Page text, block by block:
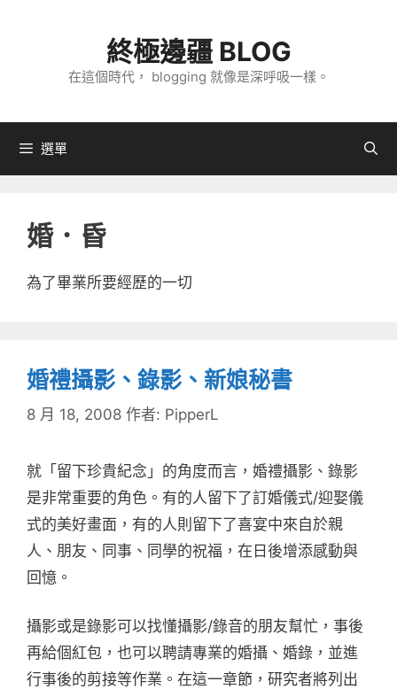
內
終極邊疆 BLOG
在這個時代， blogging 就像是深呼吸一樣。
選單
婚．昏
為了畢業所要經歷的一切
婚禮攝影、錄影、新娘秘書
8 月 18, 2008 作者: PipperL
就「留下珍貴紀念」的角度而言，婚禮攝影、錄影
是非常重要的角色。有的人留下了訂婚儀式/迎娶儀
式的美好畫面，有的人則留下了喜宴中來自於親
人、朋友、同事、同學的祝福，在日後增添感動與
回憶。
攝影或是錄影可以找懂攝影/錄音的朋友幫忙，事後
再給個紅包，也可以聘請專業的婚攝、婚錄，並進
行事後的剪接等作業。在這一章節，研究者將列出